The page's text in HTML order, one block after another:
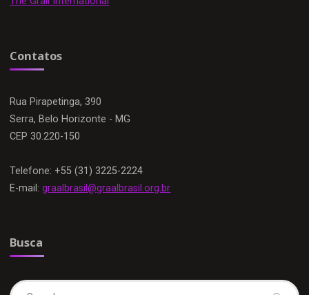
Contatos
Rua Pirapetinga, 390
Serra, Belo Horizonte - MG
CEP 30.220-150
Telefone: +55 (31) 3225-2224
E-mail:graalbrasil@graalbrasil.org.br
Busca